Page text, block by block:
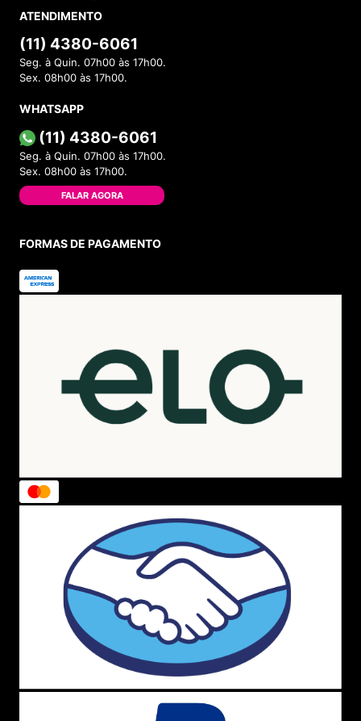
ATENDIMENTO
(11) 4380-6061
Seg. à Quin. 07h00 às 17h00.
Sex. 08h00 às 17h00.
WHATSAPP
(11) 4380-6061
Seg. à Quin. 07h00 às 17h00.
Sex. 08h00 às 17h00.
FALAR AGORA
FORMAS DE PAGAMENTO